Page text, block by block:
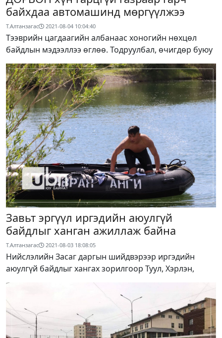
байхдаа автомашинд мөргүүлжээ
Т.Алтанзагас 2021-08-04 10:04:40
Тээврийн цагдаагийн албанаас хоногийн нөхцөл
байдлын мэдээллээ өглөө. Тодруулбал, өчигдөр буюу
Завьт эргүүл иргэдийн аюулгүй
байдлыг ханган ажиллаж байна
Т.Алтанзагас 2021-08-03 18:08:05
Нийслэлийн Засаг даргын шийдвэрээр иргэдийн
аюулгүй байдлыг хангах зорилгоор Туул, Хэрлэн,